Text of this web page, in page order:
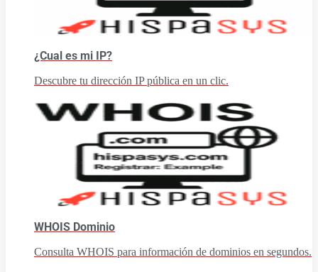
¿Cual es mi IP?
Descubre tu dirección IP pública en un clic.
WHOIS Dominio
Consulta WHOIS para información de dominios en segundos.